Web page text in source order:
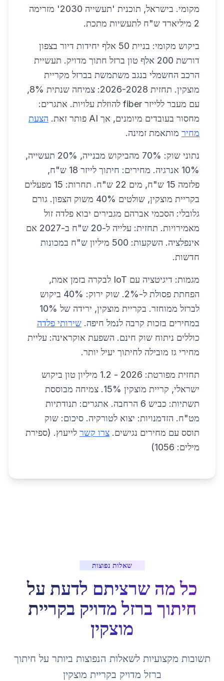
מקומי. בישראל, תוכנית 'תעשייה 2030' מזרימה
2 מיליארד ש"ח לתעשיות מתכת.
ביקוש מקומי: בניית 50 אלף יחידות דיור בצפון
דורשת 200 אלף טון ברזל חתוך מדויק. תעשיית
הרכב החשמלי בנגב משתמשת בברזל מקריית
מוצקין. תחזית 2026-2028: צמיחה שנתית 8%,
עם מעבר ללייזר fiber להוזלת עלויות. אתגרים:
מחסור בעובדים מיומנים, אך AI פותר זאת.
הצעת
מחיר מותאמת זמינה.
נתוני שוק: 70% מהביקוש מבנייה, 20% תעשייה,
10% אנרגיה. מחירים: חיתוך לייזר 18 ש"ח,
פלזמה 15 ש"ח, מים 22 ש"ח. תחרות: 15 מפעלים
בקריית מוצקין, שולטים 40% משוק הצפון. גורם
גלובלי: הסכמי אברהם מגבירים יבוא פלדה זול
מאמירויות. תחזית: עלייה ל-20 ש"ח ב-2027 אם
אינפלציה. השקעות: 500 מיליון ש"ח במכונות
חדשות.
מגמות: דיגיטציה עם IoT לבקרה בזמן אמת,
הפחתת פסולת ל-2%. שוק ירוק: 40% ביקוש
לברזל ממוחזר. בקריית מוצקין, ירידה של 10%
במחירים בזכות קרבה לנמל חיפה. שירותי פלדה
כוללים ניתוח שוק חינם. השפעת אוקראינה: עליית
מחירי גז מובילה לחיתוך יעיל יותר.
תחזית מפורטת: 2026 - 1.2 מיליון טון ביקוש
ישראלי, קריית מוצקין 15%. צמיחה מבוססת
תשתיות: כביש 6 הרחבה. אתגרים: תנודתיות
מט"ח. הזדמנויות: יצוא לטורקיה. סיכום: שוק
תוסס עם מחירים נגישים. צרו קשר לייעוץ. (ספירת
מילים: 1056)
שאלות נפוצות
כל מה שרציתם לדעת על
חיתוך ברזל מדויק בקריית
מוצקין
תשובות מקצועיות לשאלות הנפוצות ביותר על חיתוך
ברזל מדויק בקריית מוצקין